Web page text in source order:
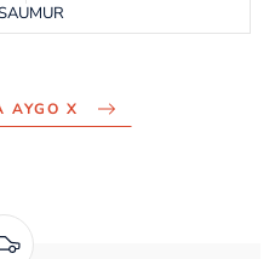
AYGO X